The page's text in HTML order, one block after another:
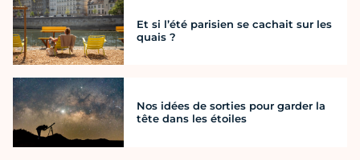
Et si l’été parisien se cachait sur les
quais ?
Nos idées de sorties pour garder la
tête dans les étoiles